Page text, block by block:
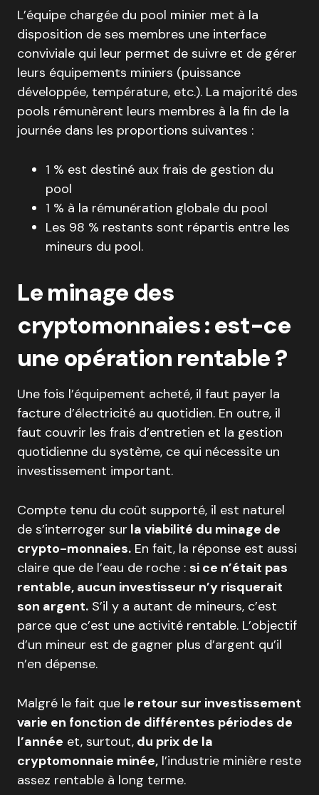
L’équipe chargée du pool minier met à la
disposition de ses membres une interface
conviviale qui leur permet de suivre et de gérer
leurs équipements miniers (puissance
développée, température, etc.). La majorité des
pools rémunèrent leurs membres à la fin de la
journée dans les proportions suivantes :
1 % est destiné aux frais de gestion du
pool
1 % à la rémunération globale du pool
Les 98 % restants sont répartis entre les
mineurs du pool.
Le minage des
cryptomonnaies : est-ce
une opération rentable ?
Une fois l’équipement acheté, il faut payer la
facture d’électricité au quotidien. En outre, il
faut couvrir les frais d’entretien et la gestion
quotidienne du système, ce qui nécessite un
investissement important.
Compte tenu du coût supporté, il est naturel
de s’interroger sur la viabilité du minage de
crypto-monnaies. En fait, la réponse est aussi
claire que de l’eau de roche : si ce n’était pas
rentable, aucun investisseur n’y risquerait
son argent. S’il y a autant de mineurs, c’est
parce que c’est une activité rentable. L’objectif
d’un mineur est de gagner plus d’argent qu’il
n’en dépense.
Malgré le fait que le retour sur investissement
varie en fonction de différentes périodes de
l’année et, surtout, du prix de la
cryptomonnaie minée, l’industrie minière reste
assez rentable à long terme.